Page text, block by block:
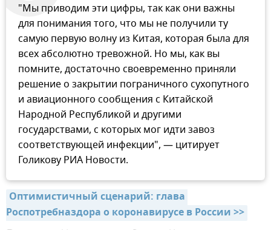
"Мы приводим эти цифры, так как они важны
для понимания того, что мы не получили ту
самую первую волну из Китая, которая была для
всех абсолютно тревожной. Но мы, как вы
помните, достаточно своевременно приняли
решение о закрытии пограничного сухопутного
и авиационного сообщения с Китайской
Народной Республикой и другими
государствами, с которых мог идти завоз
соответствующей инфекции", — цитирует
Голикову РИА Новости.
Оптимистичный сценарий: глава
Роспотребназдора о коронавирусе в России >>